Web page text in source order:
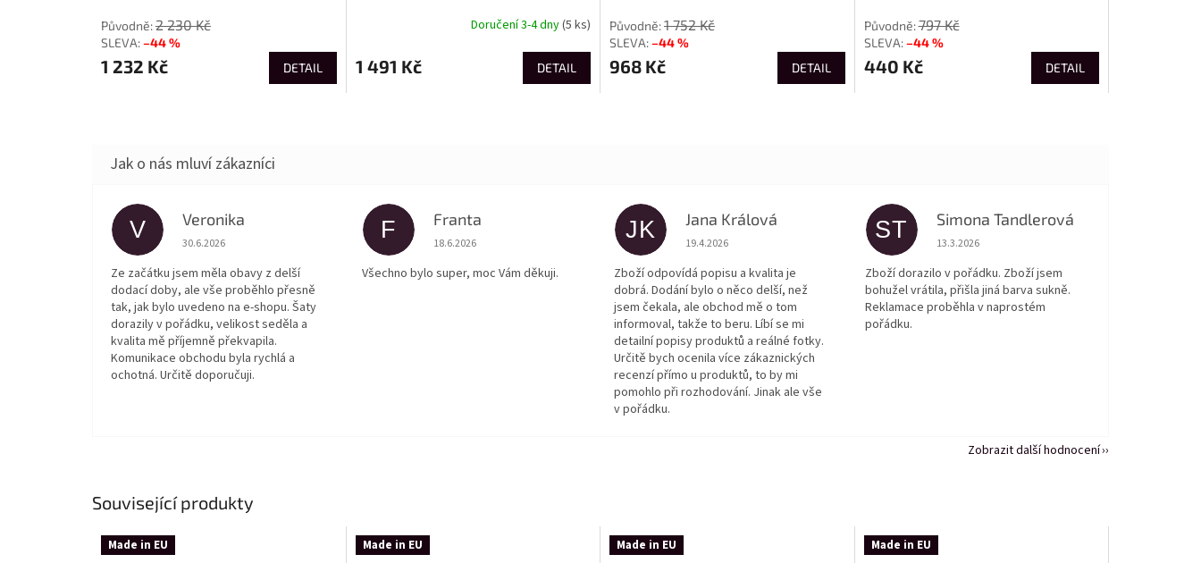
Související produkty
Made in EU Made in EU Made in EU Made in EU
2 230 Kč
–44 %
1 232 Kč DETAIL
Doručení 3-4 dny(5 ks)
1 491 Kč DETAIL
1 752 Kč
–44 %
968 Kč DETAIL
797 Kč
–44 %
440 Kč DETAIL
V Veronika
Hodnocení obchodu je 5 z 5 hvězdiček.
30.6.2026
Ze začátku jsem měla obavy z delší
dodací doby, ale vše proběhlo přesně
tak, jak bylo uvedeno na e-shopu. Šaty
dorazily v pořádku, velikost seděla a
kvalita mě příjemně překvapila.
Komunikace obchodu byla rychlá a
ochotná. Určitě doporučuji.
F Franta
Hodnocení obchodu je 5 z 5 hvězdiček.
18.6.2026
Všechno bylo super, moc Vám děkuji.
JK Jana Králová
Hodnocení obchodu je 5 z 5 hvězdiček.
19.4.2026
Zboží odpovídá popisu a kvalita je
dobrá. Dodání bylo o něco delší, než
jsem čekala, ale obchod mě o tom
informoval, takže to beru. Líbí se mi
detailní popisy produktů a reálné fotky.
Určitě bych ocenila více zákaznických
recenzí přímo u produktů, to by mi
pomohlo při rozhodování. Jinak ale vše
v pořádku.
ST Simona Tandlerová
Hodnocení obchodu je 5 z 5 hvězdiček.
13.3.2026
Zboží dorazilo v pořádku. Zboží jsem
bohužel vrátila, přišla jiná barva sukně.
Reklamace proběhla v naprostém
pořádku.
Zobrazit další hodnocení